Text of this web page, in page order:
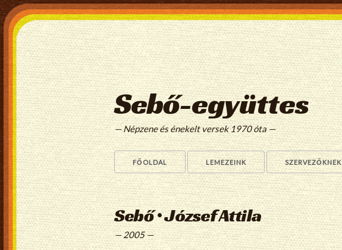
Sebő-együttes
— Népzene és énekelt versek 1970 óta —
FŐOLDAL LEMEZEINK SZERVEZŐKNEK
Sebő • József Attila
— 2005 —